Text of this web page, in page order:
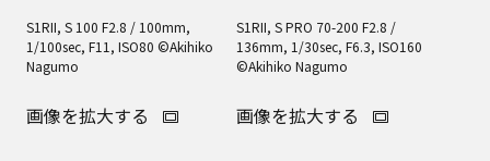
S1RII, S 100 F2.8 / 100mm,
1/100sec, F11, ISO80 ©Akihiko
Nagumo
画像を拡大する
S1RII, S PRO 70-200 F2.8 /
136mm, 1/30sec, F6.3, ISO160
©Akihiko Nagumo
画像を拡大する